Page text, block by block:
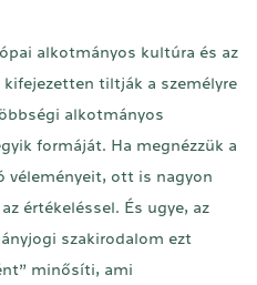
alkotmányos kultúra és az
tiltják a személyre
alkotmányos
formáját. Ha megnézzük a
véleményeit, ott is nagyon
értékeléssel. És ugye, az
szakirodalom ezt
minősíti, ami